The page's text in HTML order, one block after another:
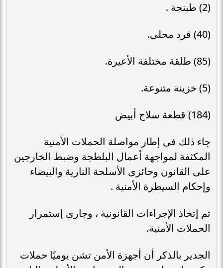
(2) طبنجة .
(40) فرد محلى.
(85) طلقة مختلفة الأعيرة.
(5) خزينة متنوعة.
(184) قطعة سلاح أبيض
جاء ذلك فى إطار مواصلة الحملات الأمنية
المكثفة لمواجهة أعمال البلطجة وضبط الخارجين
على القانون وحائزى الأسلحة النارية والبيضاء
وإحكام السيطرة الأمنية .
تم إتخاذ الإجراءات القانونية ، وجارى إستمرار
الحملات الأمنية.
الجدير بالذكر أن أجهزة الأمن تشن يوميًا حملات